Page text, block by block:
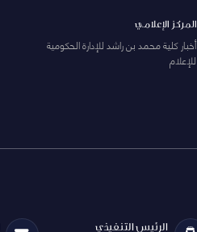
المركز الإعلامي
أخبار كلية محمد بن راشد للإدارة الحكومية
للإعلام
الرئيس التنفيذي